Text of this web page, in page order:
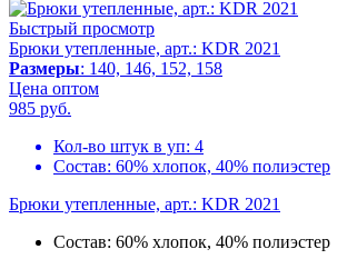
Быстрый просмотр
Брюки утепленные, арт.: KDR 2021
Размеры: 140, 146, 152, 158
Цена оптом
985 руб.
Кол-во штук в уп: 4
Состав: 60% хлопок, 40% полиэстер
Брюки утепленные, арт.: KDR 2021
Состав: 60% хлопок, 40% полиэстер